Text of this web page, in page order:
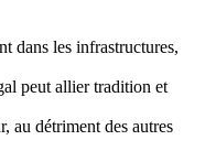
dans les infrastructures,
peut allier tradition et
au détriment des autres